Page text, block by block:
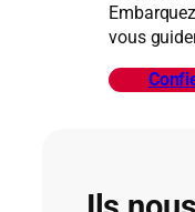
vous